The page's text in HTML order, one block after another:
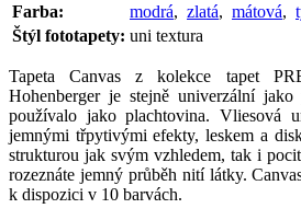
Farba: modrá, zlatá, mátová,
Štýl fototapety: uni textura
Tapeta Canvas z kolekce tapet
Hohenberger je stejně univerzální
používalo jako plachtovina. Vliesová
jemnými třpytivými efekty, leskem a
strukturou jak svým vzhledem, tak i
rozeznáte jemný průběh nití látky.
k dispozici v 10 barvách.